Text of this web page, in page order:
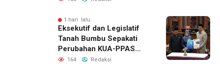
1 hari lalu
Eksekutif dan Legislatif
Tanah Bumbu Sepakati
Perubahan KUA-PPAS
2026, Perkuat Sinergi
164 Redaksi